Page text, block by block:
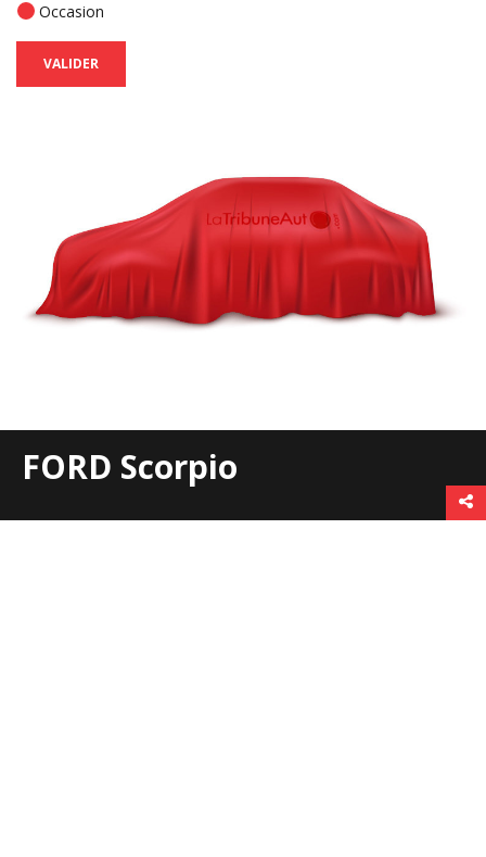
Occasion
VALIDER
FORD Scorpio